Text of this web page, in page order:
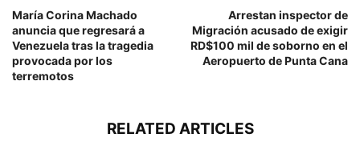
María Corina Machado
anuncia que regresará a
Venezuela tras la tragedia
provocada por los
terremotos
Arrestan inspector de
Migración acusado de exigir
RD$100 mil de soborno en el
Aeropuerto de Punta Cana
RELATED ARTICLES